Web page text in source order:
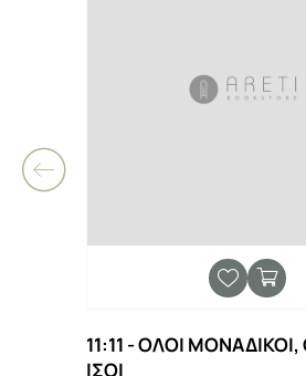
11:11 - ΟΛΟΙ ΜΟΝΑΔΙΚΟΙ,
ΙΣΟΙ